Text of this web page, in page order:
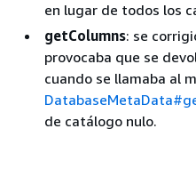
en lugar de todos los
getColumns: se
provocaba que se
cuando se llamaba al
de catálogo nulo.